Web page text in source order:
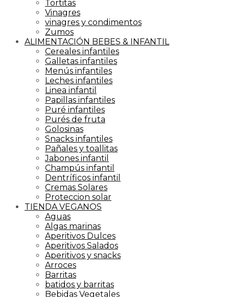
Tortitas
Vinagres
vinagres y condimentos
Zumos
ALIMENTACIÓN BEBES & INFANTIL
Cereales infantiles
Galletas infantiles
Menús infantiles
Leches infantiles
Linea infantil
Papillas infantiles
Puré infantiles
Purés de fruta
Golosinas
Snacks infantiles
Pañales y toallitas
Jabones infantil
Champús infantil
Dentríficos infantil
Cremas Solares
Proteccion solar
TIENDA VEGANOS
Aguas
Algas marinas
Aperitivos Dulces
Aperitivos Salados
Aperitivos y snacks
Arroces
Barritas
batidos y barritas
Bebidas Vegetales